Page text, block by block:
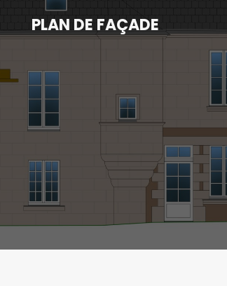
PLAN DE FAÇADE